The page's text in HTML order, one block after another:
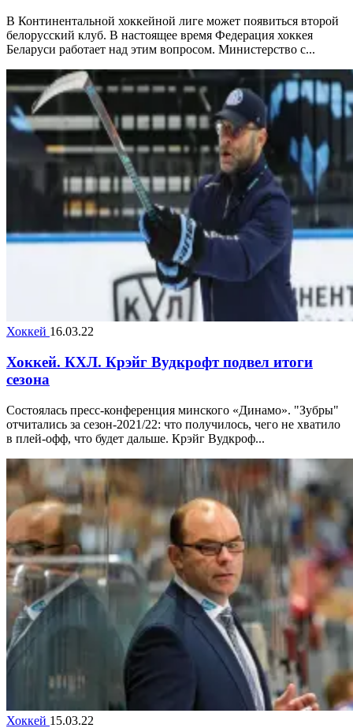
В Континентальной хоккейной лиге может появиться второй
белорусский клуб. В настоящее время Федерация хоккея
Беларуси работает над этим вопросом. Министерство с...
Хоккей 16.03.22
Хоккей. КХЛ. Крэйг Вудкрофт подвел итоги
сезона
Состоялась пресс-конференция минского «Динамо». "Зубры"
отчитались за сезон-2021/22: что получилось, чего не хватило
в плей-офф, что будет дальше. Крэйг Вудкроф...
Хоккей 15.03.22